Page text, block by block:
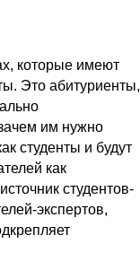
которые имеют
Это абитуриенты,
им нужно
студенты и будут
как
студентов-
экспертов,